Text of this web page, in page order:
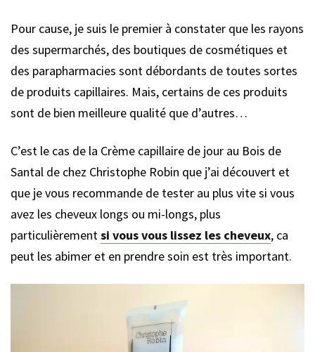
Pour cause, je suis le premier à constater que les rayons
des supermarchés, des boutiques de cosmétiques et
des parapharmacies sont débordants de toutes sortes
de produits capillaires. Mais, certains de ces produits
sont de bien meilleure qualité que d’autres…
C’est le cas de la Crème capillaire de jour au Bois de
Santal de chez Christophe Robin que j’ai découvert et
que je vous recommande de tester au plus vite si vous
avez les cheveux longs ou mi-longs, plus
particulièrementsi vous vous lissez les cheveux, ca
peut les abimer et en prendre soin est très important.